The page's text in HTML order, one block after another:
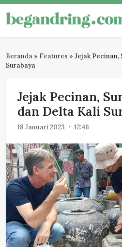
Skip
to
content
Begandring
Menjaga ingatan untuk masa
Beranda » Features » Jejak Pecinan,
Surabaya
Jejak Pecinan,
dan Delta Kali
18 Januari 2023 12:46